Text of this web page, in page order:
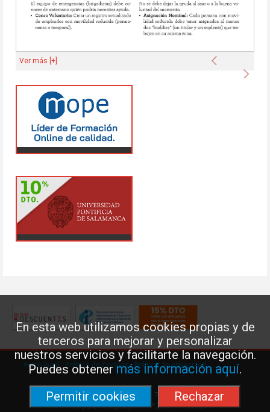
En esta web utilizamos cookies propias y de
terceros para mejorar y personalizar
nuestros servicios y facilitarte la navegación.
Puedes obtenermás información aquí.
Permitir cookies
Rechazar
Anterior
Ver más [+]
Aviso legal·Política de Cookies·Política de privacidad
Federación de Enseñanza de USO · Teléfono: 91 577 41 13 ·
Príncipe de Vergara, 13 · 7º 28001 MADRID